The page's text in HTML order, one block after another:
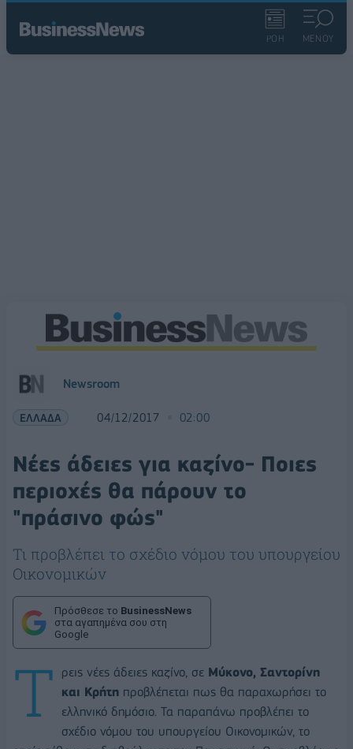
ΡΟΗ ΜΕΝΟΥ
Newsroom
ΕΛΛΑΔΑ 04/12/2017 02:00
Νέες άδειες για καζίνο- Ποιες
περιοχές θα πάρουν το
"πράσινο φώς"
Τι προβλέπει το σχέδιο νόμου του υπουργείου
Οικονομικών
Πρόσθεσε το BusinessNews
στα αγαπημένα σου στη
Google
Τ ρεις νέες άδειες καζίνο, σε Μύκονο, Σαντορίνη
και Κρήτη προβλέπεται πως θα παραχωρήσει το
ελληνικό δημόσιο. Τα παραπάνω προβλέπει το
σχέδιο νόμου του υπουργείου Οικονομικών, το